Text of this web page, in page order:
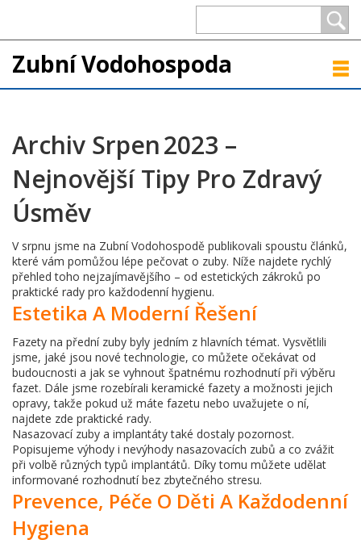
Zubní Vodohospoda
Archiv Srpen 2023 –
Nejnovější Tipy Pro Zdravý
Úsměv
V srpnu jsme na Zubní Vodohospodě publikovali spoustu článků,
které vám pomůžou lépe pečovat o zuby. Níže najdete rychlý
přehled toho nejzajímavějšího – od estetických zákroků po
praktické rady pro každodenní hygienu.
Estetika A Moderní Řešení
Fazety na přední zuby byly jedním z hlavních témat. Vysvětlili
jsme, jaké jsou nové technologie, co můžete očekávat od
budoucnosti a jak se vyhnout špatnému rozhodnutí při výběru
fazet. Dále jsme rozebírali keramické fazety a možnosti jejich
opravy, takže pokud už máte fazetu nebo uvažujete o ní,
najdete zde praktické rady.
Nasazovací zuby a implantáty také dostaly pozornost.
Popisujeme výhody i nevýhody nasazovacích zubů a co zvážit
při volbě různých typů implantátů. Díky tomu můžete udělat
informované rozhodnutí bez zbytečného stresu.
Prevence, Péče O Děti A Každodenní
Hygiena